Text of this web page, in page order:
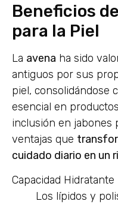
Beneficios
para la Piel
La avena ha sido
antiguos por sus
piel, consolidándose
esencial en
inclusión en jabones
ventajas que
cuidado diario en un
Capacidad Hidratante
Los lípidos y